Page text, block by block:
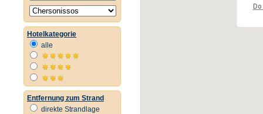
Hotelkategorie
alle
Entfernung zum Strand
direkte Strandlage